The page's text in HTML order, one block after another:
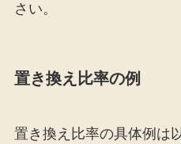
さい。
置き換え比率の例
置き換え比率の具体例は